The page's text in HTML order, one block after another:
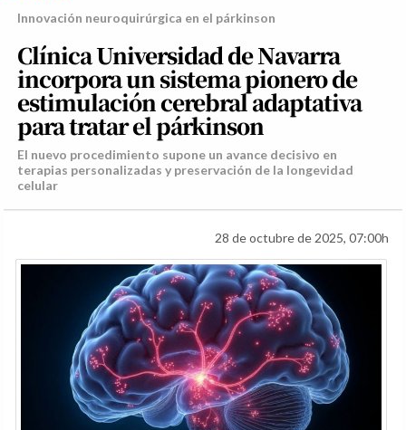
Innovación neuroquirúrgica en el párkinson
Clínica Universidad de Navarra
incorpora un sistema pionero de
estimulación cerebral adaptativa
para tratar el párkinson
El nuevo procedimiento supone un avance decisivo en
terapias personalizadas y preservación de la longevidad
celular
28 de octubre de 2025, 07:00h